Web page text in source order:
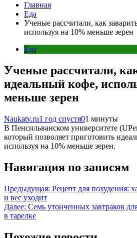
Главная
Еда
Ученые рассчитали, как
используя на 10% меньше зерен
Еда
Ученые рассчитали,
идеальный кофе,
меньше зерен
Naukatv.ru1 год спустя01 минуты
В Пенсильванском университете
который позволяет приготовить
используя на 10% меньше зерен.
Навигация по записям
Предыдущая: Рецепт для похудения:
и вес уходит
Далее: Семь утонченных завтраков
в тарелке